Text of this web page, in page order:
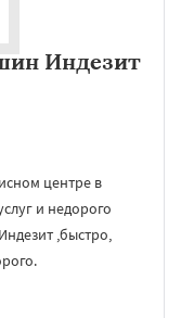
Индезит
центре в
и недорого
,быстро,